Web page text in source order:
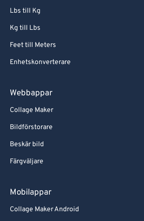
Lbs till Kg
Kg till Lbs
Feet till Meters
Enhetskonverterare
Webbappar
Collage Maker
Bildförstorare
Beskär bild
Färgväljare
Mobilappar
Collage Maker Android